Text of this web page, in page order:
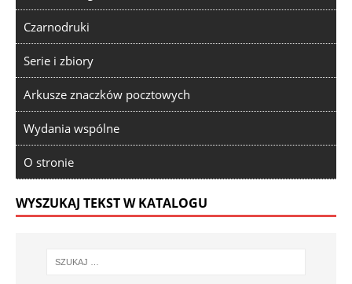
Czarnodruki
Serie i zbiory
Arkusze znaczków pocztowych
Wydania wspólne
O stronie
WYSZUKAJ TEKST W KATALOGU